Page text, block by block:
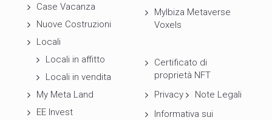
Case Vacanza
Nuove Costruzioni
Locali
Locali in affitto
Locali in vendita
My Meta Land
EE Invest
MyIbiza Metaverse
Voxels
Certificato di
proprietà NFT
Privacy
Note Legali
Informativa sui